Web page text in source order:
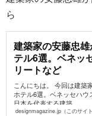
ら
建築家の安藤忠
テル6選。ベネッ
リートなど
こんにちは。 今回は建築
ホテル6選。ベネッセハウ
日本を代表する建築...
designmagazine.jp（このサイト